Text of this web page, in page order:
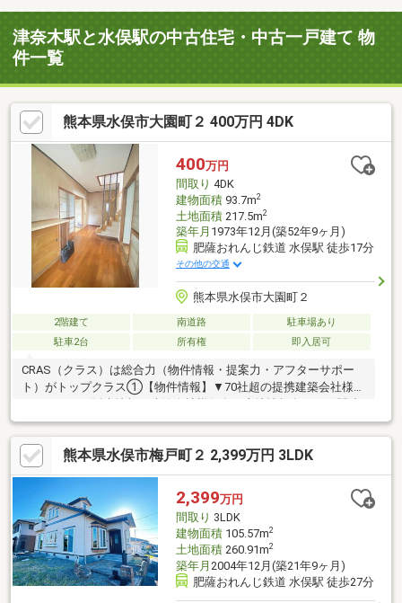
津奈木駅と水俣駅の中古住宅・中古一戸建て 物
件一覧
熊本県水俣市大園町２ 400万円 4DK
400万円
間取り 4DK
建物面積93.7m2
土地面積217.5m2
築年月 1973年12月(築52年9ヶ月)
肥薩おれんじ鉄道 水俣駅 徒歩17分
その他の交通
熊本県水俣市大園町２
2階建て 南道路
駐車場あり
駐車2台
所有権 即入居可
CRAS（クラス）は総合力（物件情報・提案力・アフターサポー
ト）がトップクラス①【物件情報】▼70社超の提携建築会社様モ
会社の新着・未公開物件情報②【提案力】▼住宅ローン金融機関
様の比較や住宅ローンの審査のコツも把握！▼後悔しないための
ライフプランシミュレーションFPへの家計の見直し相談も可能！
【アフターサポート】▼税金面等のアドバイス資金贈与（援助）
や住宅ローン控除のご案内やご相談もお任せ！▼お引渡し後のア
フターサポートお引渡し後のメンテナンス（リフォーム）、将来
的な売却・賃貸等の運用サポート！
熊本県水俣市梅戸町２ 2,399万円 3LDK
2,399万円
間取り 3LDK
建物面積105.57m2
土地面積260.91m2
築年月 2004年12月(築21年9ヶ月)
肥薩おれんじ鉄道 水俣駅 徒歩27分